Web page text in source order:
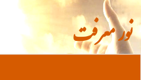
نور معرفت